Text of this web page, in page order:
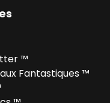
™
Fantastiques ™